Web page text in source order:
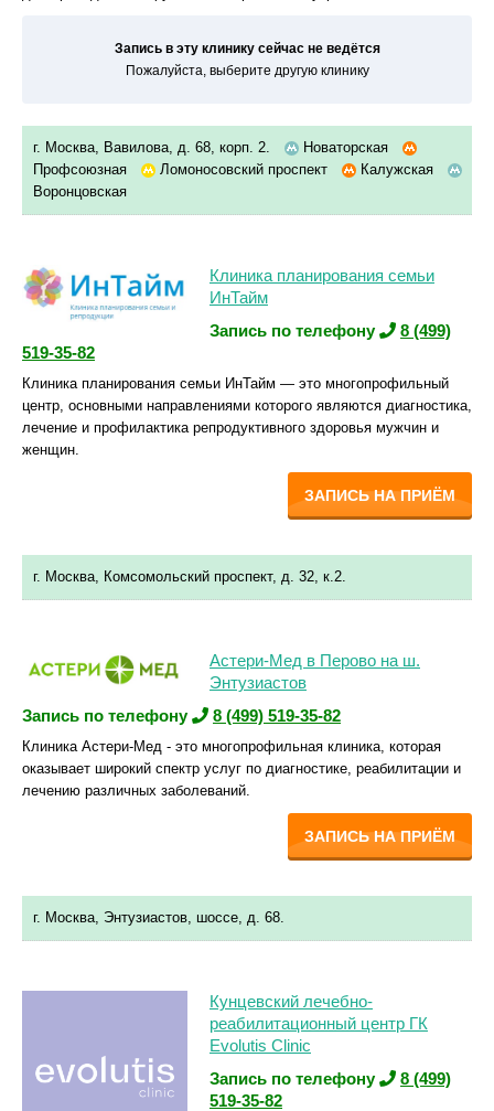
Запись в эту клинику сейчас не ведётся
Пожалуйста, выберите другую клинику
г. Москва, Вавилова, д. 68, корп. 2.
Новаторская
Профсоюзная
Ломоносовский проспект
Калужская
Воронцовская
Клиника планирования семьи
ИнТайм
Запись по телефону
8 (499)
519-35-82
Клиника планирования семьи ИнТайм — это многопрофильный
центр, основными направлениями которого являются диагностика,
лечение и профилактика репродуктивного здоровья мужчин и
женщин.
ЗАПИСЬ НА ПРИЁМ
г. Москва, Комсомольский проспект, д. 32, к.2.
Астери-Мед в Перово на ш.
Энтузиастов
Запись по телефону
8 (499) 519-35-82
Клиника Астери-Мед - это многопрофильная клиника, которая
оказывает широкий спектр услуг по диагностике, реабилитации и
лечению различных заболеваний.
ЗАПИСЬ НА ПРИЁМ
г. Москва, Энтузиастов, шоссе, д. 68.
Кунцевский лечебно-
реабилитационный центр ГК
Evolutis Clinic
Запись по телефону
8 (499)
519-35-82